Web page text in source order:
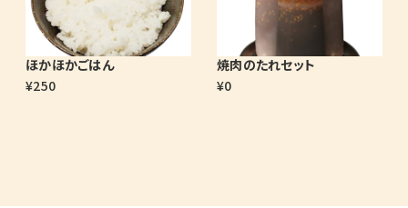
ほかほかごはん
¥250
焼肉のたれセット
¥0